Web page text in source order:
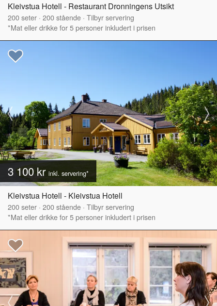
Kleivstua Hotell - Restaurant Dronningens Utsikt
200seter · 200stående · Tilbyr servering
*Mat eller drikke for 5 personer inkludert i prisen
3 100 kr inkl. servering*
Kleivstua Hotell - Kleivstua Hotell
200seter · 200stående · Tilbyr servering
*Mat eller drikke for 5 personer inkludert i prisen